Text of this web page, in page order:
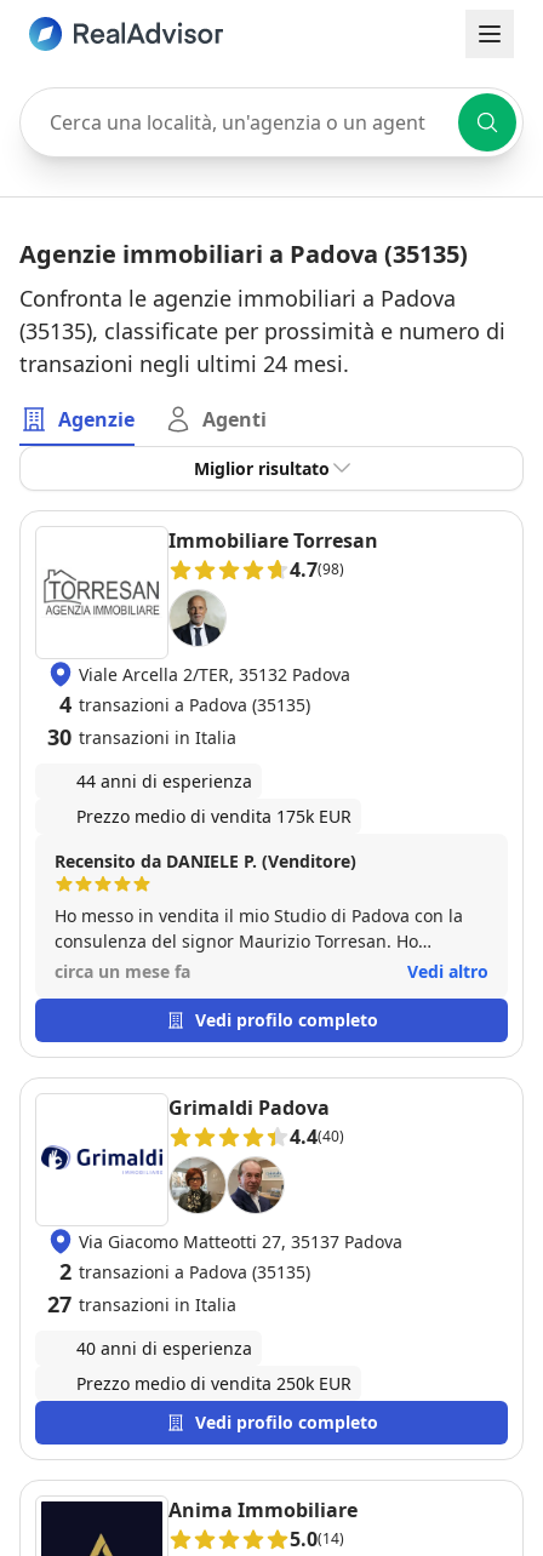
Cerca una località, un'agenzia o un agente
Agenzie immobiliari a Padova (35135)
Confronta le agenzie immobiliari a Padova
(35135), classificate per prossimità e numero di
transazioni negli ultimi 24 mesi.
Agenzie Agenti
Miglior risultato
Immobiliare Torresan
4.7(98)
Viale Arcella 2/TER, 35132 Padova
4 transazioni a Padova (35135)
30 transazioni in Italia
44 anni di esperienza
Prezzo medio di vendita 175k EUR
Recensito da DANIELE P. (Venditore)
Ho messo in vendita il mio Studio di Padova con la
consulenza del signor Maurizio Torresan. Ho
riscontrato grande professionalità ed esperienza da
Notaio per il rogito. Consigliatissimo.
circa un mese fa Vedi altro
Vedi profilo completo
Grimaldi Padova
4.4(40)
Via Giacomo Matteotti 27, 35137 Padova
2 transazioni a Padova (35135)
27 transazioni in Italia
40 anni di esperienza
Prezzo medio di vendita 250k EUR
Vedi profilo completo
Anima Immobiliare
5.0(14)